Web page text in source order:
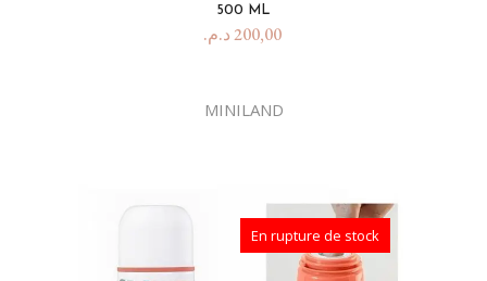
500 ML
200,00د.م.
MINILAND
En rupture de stock